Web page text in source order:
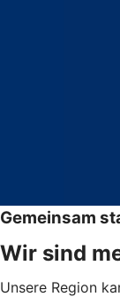
Gemeinsam
Wir sind
Unsere Region